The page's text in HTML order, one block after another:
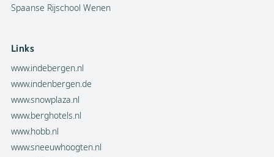
Spaanse Rijschool Wenen
Links
www.indebergen.nl
www.indenbergen.de
www.snowplaza.nl
www.berghotels.nl
www.hobb.nl
www.sneeuwhoogten.nl